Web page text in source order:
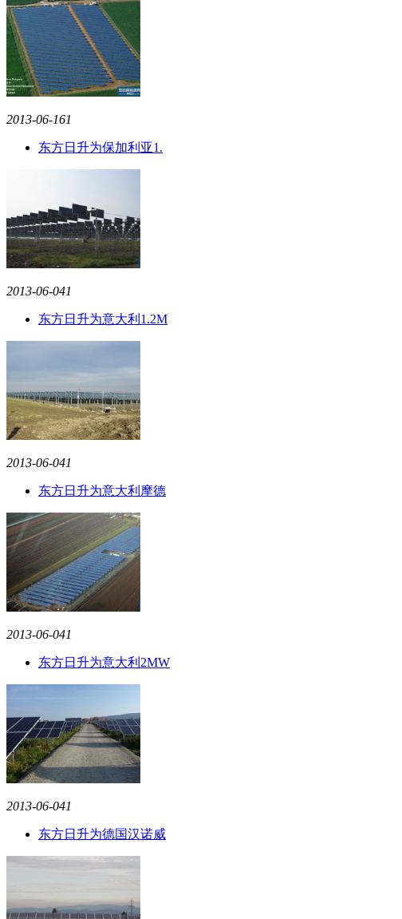
2013-06-161
东方日升为保加利亚1.
2013-06-041
东方日升为意大利1.2M
2013-06-041
东方日升为意大利摩德
2013-06-041
东方日升为意大利2MW
2013-06-041
东方日升为德国汉诺威